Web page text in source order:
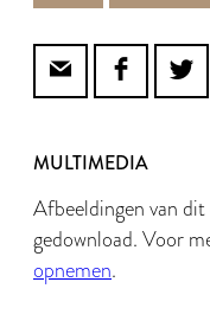
MULTIMEDIA
Afbeeldingen van
gedownload. Voor
opnemen.